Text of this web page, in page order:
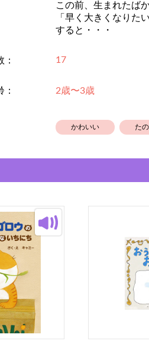
この前、生まれたば
「早く大きくなりたい
すると・・・
17
2歳〜3歳
かわいい た